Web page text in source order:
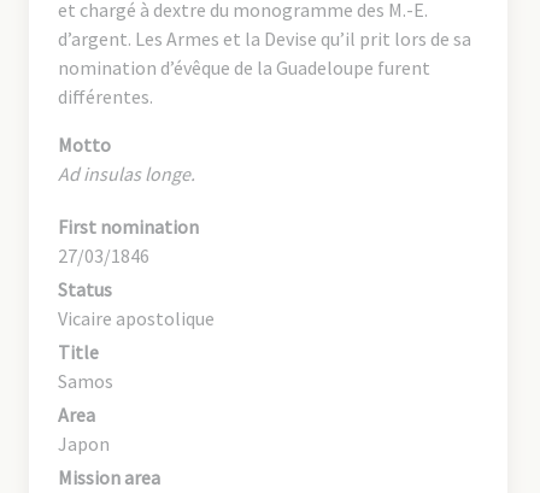
et chargé à dextre du monogramme des M.-E.
d’argent. Les Armes et la Devise qu’il prit lors de sa
nomination d’évêque de la Guadeloupe furent
différentes.
Motto
Ad insulas longe.
First nomination
27/03/1846
Status
Vicaire apostolique
Title
Samos
Area
Japon
Mission area